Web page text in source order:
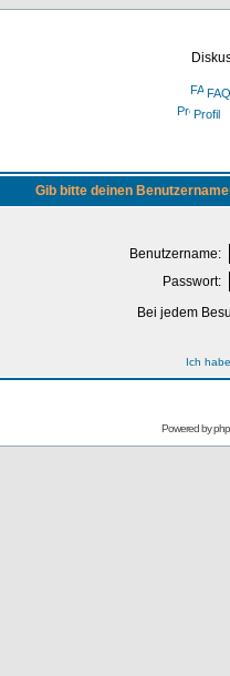
FAQ
Profil
Gib bitte deinen
Benutzername:
Passwort:
Bei jedem
Ich
Powered by